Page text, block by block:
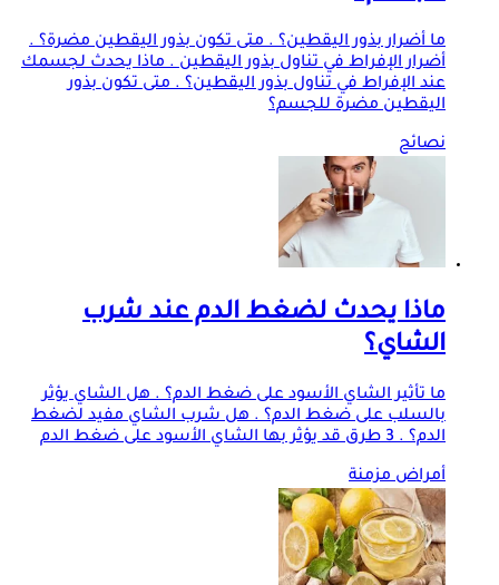
ما أضرار بذور اليقطين؟ . متى تكون بذور اليقطين مضرة؟ .
أضرار الإفراط في تناول بذور اليقطين . ماذا يحدث لجسمك
عند الإفراط في تناول بذور اليقطين؟ . متى تكون بذور
اليقطين مضرة للجسم؟
نصائح
ماذا يحدث لضغط الدم عند شرب
الشاي؟
ما تأثير الشاي الأسود على ضغط الدم؟ . هل الشاي يؤثر
بالسلب على ضغط الدم؟ . هل شرب الشاي مفيد لضغط
الدم؟ . 3 طرق قد يؤثر بها الشاي الأسود على ضغط الدم
أمراض مزمنة